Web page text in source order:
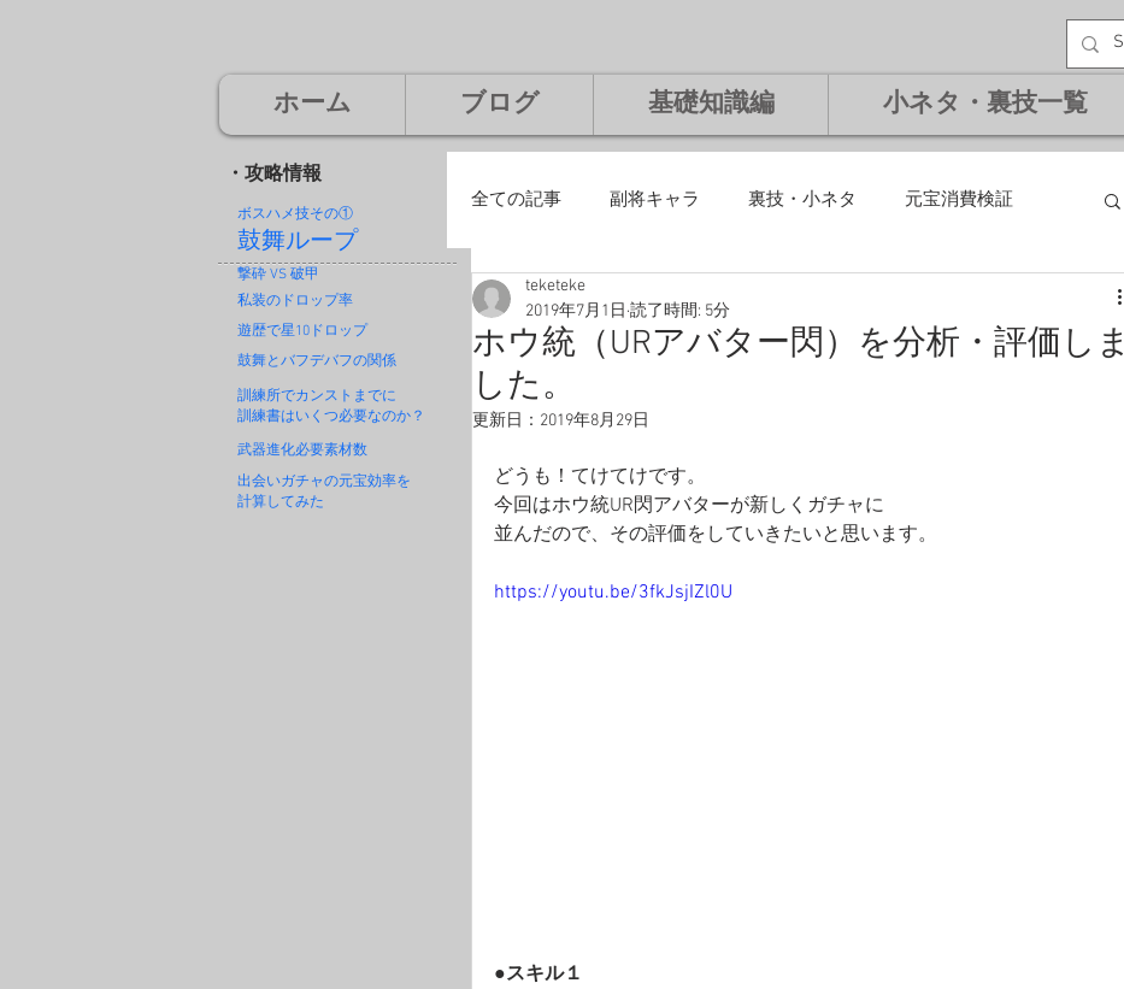
ホーム ブログ 基礎知識編 小ネタ・裏技一覧
・攻略情報
ボスハメ技その①
鼓舞ループ
撃砕 VS 破甲
私装のドロップ率
遊歴で星10ドロップ
鼓舞とバフデバフの関係
訓練所でカンストまでに
訓練書はいくつ必要なのか？
武器進化必要素材数
出会いガチャの元宝効率を
計算してみた
全ての記事 副将キャラ 裏技・小ネタ 元宝消費検証
廃課金編
神将交換副将
ホウ統（URアバター閃）を分析・評価しま
した。
teketeke
2019年7月1日 読了時間: 5分
更新日： 2019年8月29日
どうも！てけてけです。
今回はホウ統UR閃アバターが新しくガチャに
並んだので、その評価をしていきたいと思います。
https://youtu.be/3fkJsjIZl0U
●スキル１